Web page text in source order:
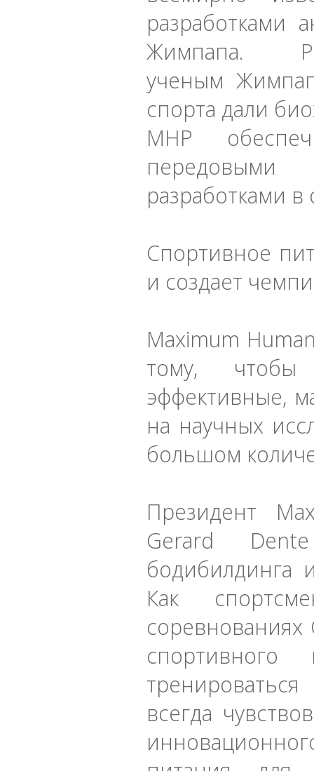
разработками
Жимпапа.
ученым
спорта дали
МНР
разработками
Спортивное
и создает
Maximum
тому, чтобы
эффективные,
на научных
большом
Президент
Gerard
бодибилдинга
Как
всегда